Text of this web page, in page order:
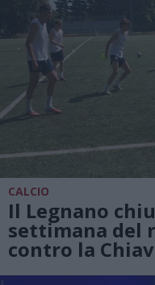
CALCIO
Il Legnano
settimana del
contro la